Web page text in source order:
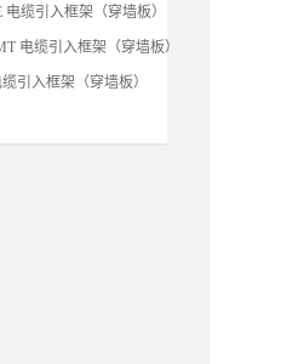
电缆引入框架（穿墙板）
电缆引入框架（穿墙板）
引入框架（穿墙板）